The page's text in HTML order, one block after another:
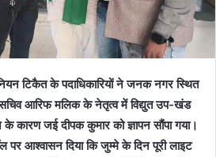
टिकैत के पदाधिकारियों ने जनक नगर स्थित
आरिफ मलिक के नेतृत्व में विद्युत उप-खंड
कारण जई दीपक कुमार को ज्ञापन सौंपा गया।
पर आश्वासन दिया कि जुम्मे के दिन पूरी लाइट